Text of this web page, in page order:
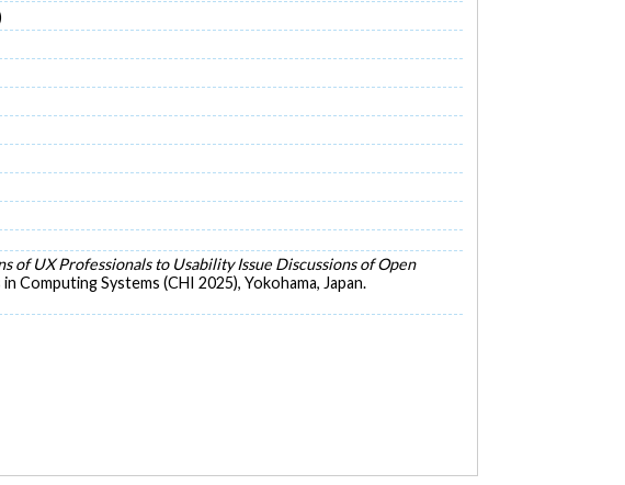
UX Professionals to Usability Issue Discussions of Open
Computing Systems (CHI 2025), Yokohama, Japan.